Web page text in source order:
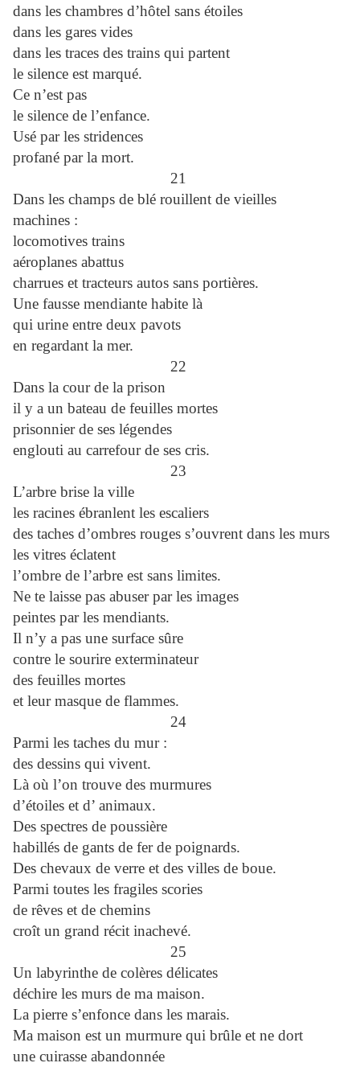
dans les chambres d’hôtel sans étoiles
dans les gares vides
dans les traces des trains qui partent
le silence est marqué.
Ce n’est pas
le silence de l’enfance.
Usé par les stridences
profané par la mort.
21
Dans les champs de blé rouillent de vieilles
machines :
locomotives trains
aéroplanes abattus
charrues et tracteurs autos sans portières.
Une fausse mendiante habite là
qui urine entre deux pavots
en regardant la mer.
22
Dans la cour de la prison
il y a un bateau de feuilles mortes
prisonnier de ses légendes
englouti au carrefour de ses cris.
23
L’arbre brise la ville
les racines ébranlent les escaliers
des taches d’ombres rouges s’ouvrent dans les murs
les vitres éclatent
l’ombre de l’arbre est sans limites.
Ne te laisse pas abuser par les images
peintes par les mendiants.
Il n’y a pas une surface sûre
contre le sourire exterminateur
des feuilles mortes
et leur masque de flammes.
24
Parmi les taches du mur :
des dessins qui vivent.
Là où l’on trouve des murmures
d’étoiles et d’ animaux.
Des spectres de poussière
habillés de gants de fer de poignards.
Des chevaux de verre et des villes de boue.
Parmi toutes les fragiles scories
de rêves et de chemins
croît un grand récit inachevé.
25
Un labyrinthe de colères délicates
déchire les murs de ma maison.
La pierre s’enfonce dans les marais.
Ma maison est un murmure qui brûle et ne dort
une cuirasse abandonnée